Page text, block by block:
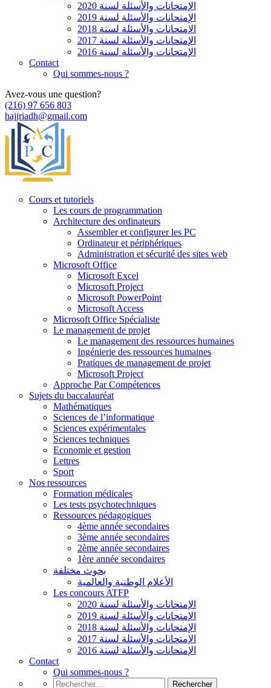
الإمتحانات والأسئلة لسنة 2020
الإمتحانات والأسئلة لسنة 2019
الإمتحانات والأسئلة لسنة 2018
الإمتحانات والأسئلة لسنة 2017
الإمتحانات والأسئلة لسنة 2016
Contact
Qui sommes-nous ?
Avez-vous une question?
(216) 97 656 803
hajjriadh@gmail.com
Cours et tutoriels
Les cours de programmation
Architecture des ordinateurs
Assembler et configurer les PC
Ordinateur et périphériques
Administration et sécurité des sites web
Microsoft Office
Microsoft Excel
Microsoft Project
Microsoft PowerPoint
Microsoft Access
Microsoft Office Spécialiste
Le management de projet
Le management des ressources humaines
Ingénierie des ressources humaines
Pratiques de management de projet
Microsoft Project
Approche Par Compétences
Sujets du baccalauréat
Mathématiques
Sciences de l’informatique
Sciences expérimentales
Sciences techniques
Economie et gestion
Lettres
Sport
Nos ressources
Formation médicales
Les tests psychotechniques
Ressources pédagogiques
4ème année secondaires
3ème année secondaires
2ème année secondaires
1ère année secondaires
بحوث مختلفة
الأعلام الوطنية والعالمية
Les concours ATFP
الإمتحانات والأسئلة لسنة 2020
الإمتحانات والأسئلة لسنة 2019
الإمتحانات والأسئلة لسنة 2018
الإمتحانات والأسئلة لسنة 2017
الإمتحانات والأسئلة لسنة 2016
Contact
Qui sommes-nous ?
Rechercher :